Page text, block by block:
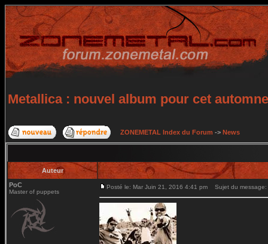
Metallica : nouvel album pour cet automne
ZONEMETAL Index du Forum -> News
Auteur
PoC
Master of puppets
Posté le: Mar Juin 21, 2016 4:41 pm Sujet du message: